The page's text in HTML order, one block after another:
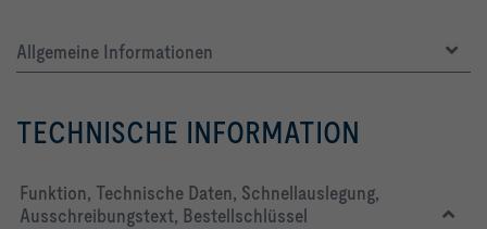
Allgemeine Informationen
TECHNISCHE INFORMATION
Funktion, Technische Daten, Schnellauslegung,
Ausschreibungstext, Bestellschlüssel